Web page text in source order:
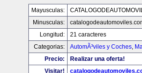
Mayusculas:
Minusculas:
Longitud:
21 caracteres
Categorias:
AutomÃ³viles y Coches,
Precio:
Realizar una oferta!
Visitar!